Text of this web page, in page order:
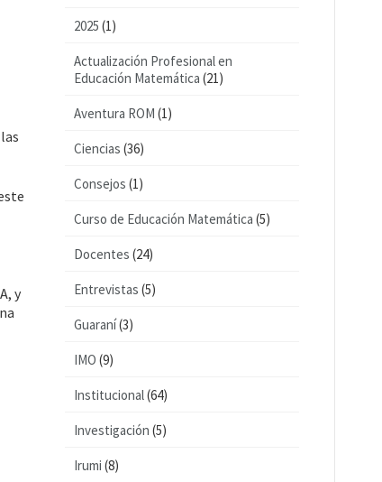
y
2025 (1)
Actualización Profesional en
Educación Matemática (21)
Aventura ROM (1)
Ciencias (36)
Consejos (1)
Curso de Educación Matemática (5)
Docentes (24)
Entrevistas (5)
Guaraní(3)
IMO (9)
Institucional(64)
Investigación (5)
Irumi (8)